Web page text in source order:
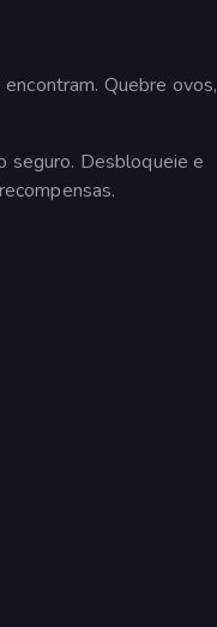
Quebre ovos,
seguro. Desbloqueie e